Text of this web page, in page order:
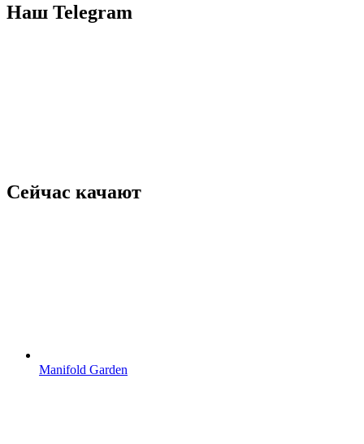
Наш Telegram
Сейчас качают
Manifold Garden